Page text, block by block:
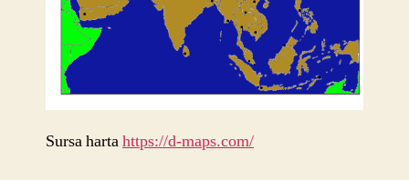
Sursa hartahttps://d-maps.com/